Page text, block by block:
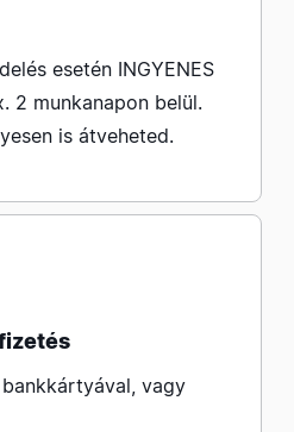
esetén INGYENES
2 munkanapon belül.
is átveheted.
vagy